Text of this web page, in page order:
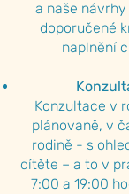
a naše
doporučené
naplnění
Konzultace v
plánovaně, v
rodině - s
dítěte – a to v
7:00 a 19:00